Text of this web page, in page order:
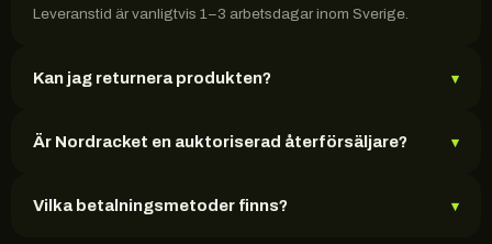
Leveranstid är vanligtvis 1–3 arbetsdagar inom Sverige.
Kan jag returnera produkten? ▾
Är Nordracket en auktoriserad återförsäljare? ▾
Vilka betalningsmetoder finns? ▾